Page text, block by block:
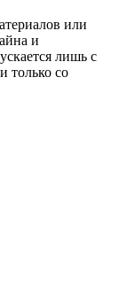
или
и
лишь с
только со